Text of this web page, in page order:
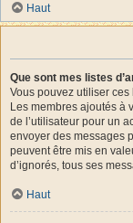
Haut
Que sont mes listes
Vous pouvez utiliser
Les membres ajoutés à
de l’utilisateur pour un
envoyer des messages
peuvent être mis en
d’ignorés, tous ses
Haut